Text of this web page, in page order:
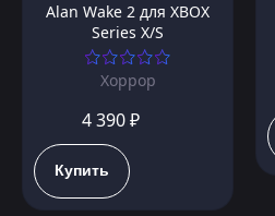
Alan Wake 2 для XBOX
Series X/S
Хоррор
4 390 ₽
Купить